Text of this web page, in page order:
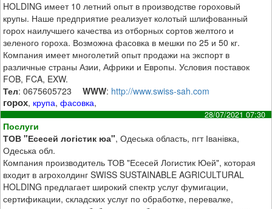
HOLDING имеет 10 летний опыт в производстве гороховый
крупы. Наше предприятие реализует колотый шлифованный
горох наилучшего качества из отборных сортов желтого и
зеленого гороха. Возможна фасовка в мешки по 25 и 50 кг.
Компания имеет многолетий опыт продажи на экспорт в
различные страны Азии, Африки и Европы. Условия поставок
FOB, FCA, EXW.
Тел: 0675605723 WWW: http://www.swiss-sah.com
горох, крупа,фасовка,
28/07/2021 07:30
Послуги
ТОВ "Есесей логістик юа", Одеська область, пгт Іванівка,
Одеська обл.
Компания производитель ТОВ "Есесей Логистик Юей", которая
входит в агрохолдинг SWISS SUSTAINABLE AGRICULTURAL
HOLDING предлагает широкий спектр услуг фумигации,
сертификации, складских услуг по обработке, перевалке,